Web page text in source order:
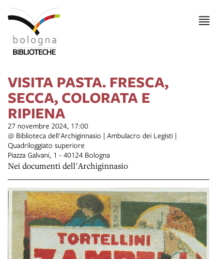
VISITA PASTA. FRESCA,
SECCA, COLORATA E
RIPIENA
27 novembre 2024, 17:00
@ Biblioteca dell'Archiginnasio | Ambulacro dei Legisti |
Quadriloggiato superiore
Piazza Galvani, 1 - 40124 Bologna
Nei documenti dell'Archiginnasio